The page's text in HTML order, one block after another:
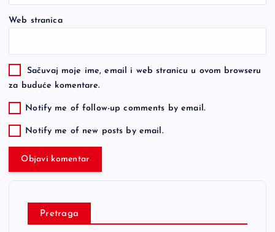
Web stranica
Sačuvaj moje ime, email i web stranicu u ovom browseru
za buduće komentare.
Notify me of follow-up comments by email.
Notify me of new posts by email.
Pretraga